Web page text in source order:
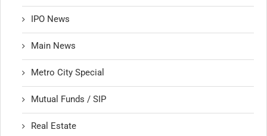
IPO News
Main News
Metro City Special
Mutual Funds / SIP
Real Estate